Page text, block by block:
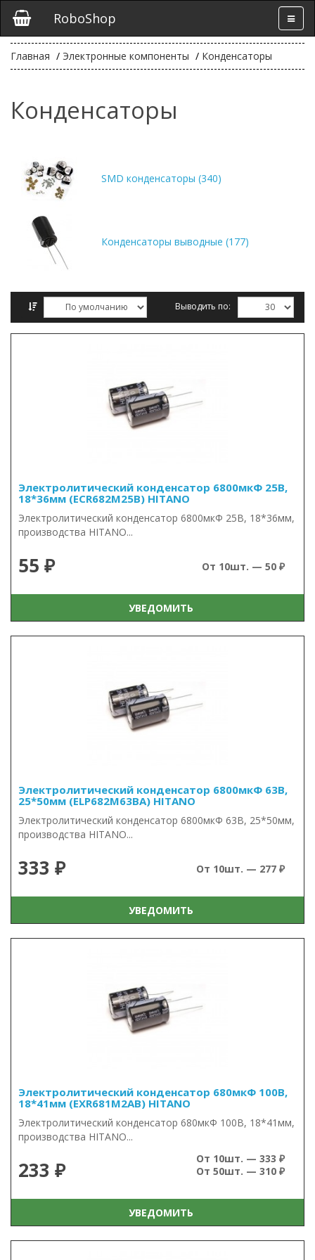
RoboShop
Главная Электронные компоненты Конденсаторы
Конденсаторы
SMD конденсаторы (340)
Конденсаторы выводные (177)
Выводить по:
Электролитический конденсатор 6800мкФ 25В,
18*36мм (ECR682M25B) HITANO
Электролитический конденсатор 6800мкФ 25В, 18*36мм,
производства HITANO...
55 ₽ От 10шт. — 50 ₽
УВЕДОМИТЬ
Электролитический конденсатор 6800мкФ 63В,
25*50мм (ELP682M63BA) HITANO
Электролитический конденсатор 6800мкФ 63В, 25*50мм,
производства HITANO...
333 ₽ От 10шт. — 277 ₽
УВЕДОМИТЬ
Электролитический конденсатор 680мкФ 100В,
18*41мм (EXR681M2AB) HITANO
Электролитический конденсатор 680мкФ 100В, 18*41мм,
производства HITANO...
233 ₽
От 10шт. — 333 ₽
От 50шт. — 310 ₽
УВЕДОМИТЬ